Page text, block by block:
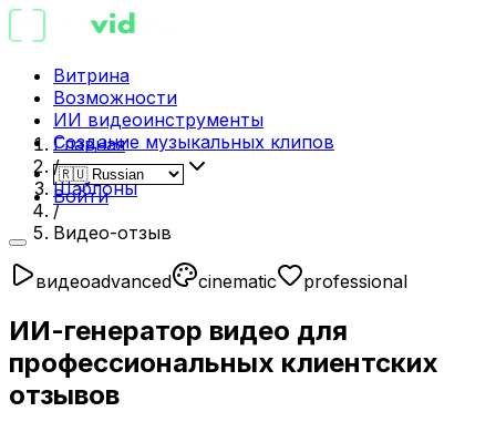
Витрина
Возможности
ИИ видеоинструменты
Создание музыкальных клипов
Войти
Главная
/
Шаблоны
/
Видео-отзыв
видеоadvanced cinematic professional
ИИ-генератор видео для
профессиональных клиентских
отзывов